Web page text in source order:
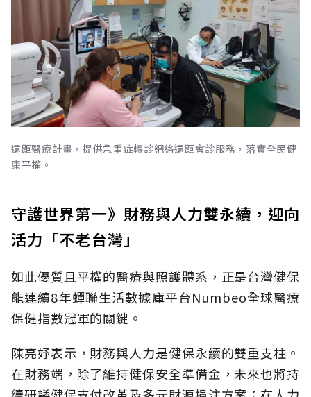
遠距醫療計畫，提供急重症轉診網絡遠距會診服務，落實全民健
康平權。
守護世界第一》財務與人力雙永續，迎向
活力「不老台灣」
如此優質且平權的醫療與照護體系，正是台灣健保
能連續8年蟬聯生活數據庫平台Numbeo全球醫療
保健指數冠軍的關鍵。
陳亮妤表示，財務與人力是健保永續的雙重支柱。
在財務端，除了維持健保安全準備金，未來也將持